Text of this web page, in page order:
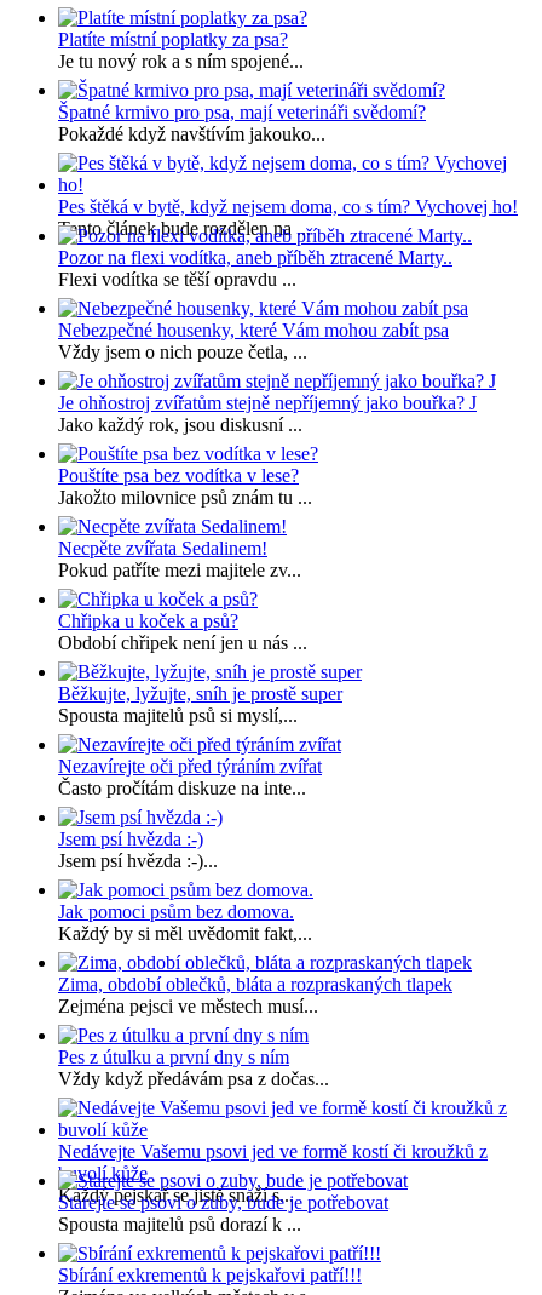
Platíte místní poplatky za psa?
Je tu nový rok a s ním spojené...
Špatné krmivo pro psa, mají veterináři svědomí?
Pokaždé když navštívím jakouko...
Pes štěká v bytě, když nejsem doma, co s tím? Vychovej ho!
Tento článek bude rozdělen na ...
Pozor na flexi vodítka, aneb příběh ztracené Marty..
Flexi vodítka se těší opravdu ...
Nebezpečné housenky, které Vám mohou zabít psa
Vždy jsem o nich pouze četla, ...
Je ohňostroj zvířatům stejně nepříjemný jako bouřka? J
Jako každý rok, jsou diskusní ...
Pouštíte psa bez vodítka v lese?
Jakožto milovnice psů znám tu ...
Necpěte zvířata Sedalinem!
Pokud patříte mezi majitele zv...
Chřipka u koček a psů?
Období chřipek není jen u nás ...
Běžkujte, lyžujte, sníh je prostě super
Spousta majitelů psů si myslí,...
Nezavírejte oči před týráním zvířat
Často pročítám diskuze na inte...
Jsem psí hvězda :-)
Jsem psí hvězda :-)...
Jak pomoci psům bez domova.
Každý by si měl uvědomit fakt,...
Zima, období oblečků, bláta a rozpraskaných tlapek
Zejména pejsci ve městech musí...
Pes z útulku a první dny s ním
Vždy když předávám psa z dočas...
Nedávejte Vašemu psovi jed ve formě kostí či kroužků z
buvolí kůže
Každý pejskař se jistě snaží s...
Starejte se psovi o zuby, bude je potřebovat
Spousta majitelů psů dorazí k ...
Sbírání exkrementů k pejskařovi patří!!!